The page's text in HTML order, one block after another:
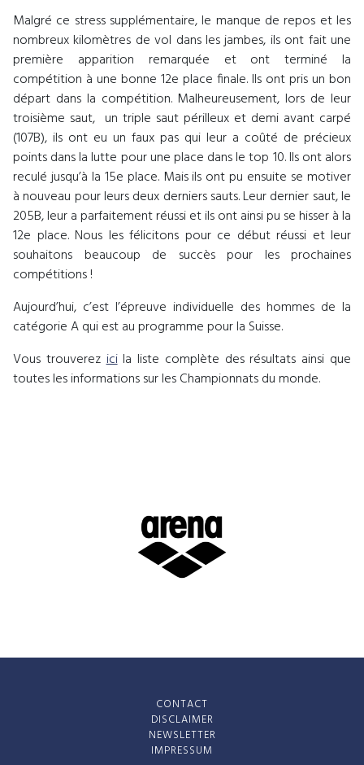
Malgré ce stress supplémentaire, le manque de repos et les
nombreux kilomètres de vol dans les jambes, ils ont fait une
première apparition remarquée et ont terminé la
compétition à une bonne 12e place finale. Ils ont pris un bon
départ dans la compétition. Malheureusement, lors de leur
troisième saut, un triple saut périlleux et demi avant carpé
(107B), ils ont eu un faux pas qui leur a coûté de précieux
points dans la lutte pour une place dans le top 10. Ils ont alors
reculé jusqu’à la 15e place. Mais ils ont pu ensuite se motiver
à nouveau pour leurs deux derniers sauts. Leur dernier saut, le
205B, leur a parfaitement réussi et ils ont ainsi pu se hisser à la
12e place. Nous les félicitons pour ce début réussi et leur
souhaitons beaucoup de succès pour les prochaines
compétitions !
Aujourd’hui, c’est l’épreuve individuelle des hommes de la
catégorie A qui est au programme pour la Suisse.
Vous trouverezicila liste complète des résultats ainsi que
toutes les informations sur les Championnats du monde.
CONTACT
DISCLAIMER
NEWSLETTER
IMPRESSUM